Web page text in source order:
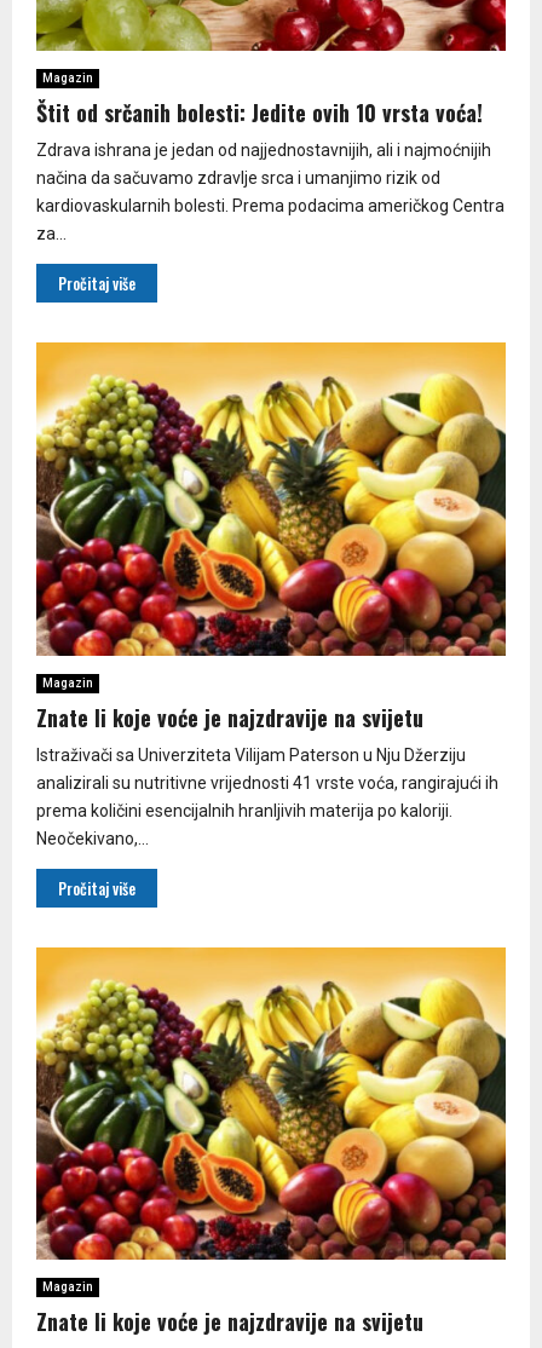
Magazin
Štit od srčanih bolesti: Jedite ovih 10 vrsta voća!
Zdrava ishrana je jedan od najjednostavnijih, ali i najmoćnijih
načina da sačuvamo zdravlje srca i umanjimo rizik od
kardiovaskularnih bolesti. Prema podacima američkog Centra
za...
Pročitaj više
Magazin
Znate li koje voće je najzdravije na svijetu
Istraživači sa Univerziteta Vilijam Paterson u Nju Džerziju
analizirali su nutritivne vrijednosti 41 vrste voća, rangirajući ih
prema količini esencijalnih hranljivih materija po kaloriji.
Neočekivano,...
Pročitaj više
Magazin
Znate li koje voće je najzdravije na svijetu